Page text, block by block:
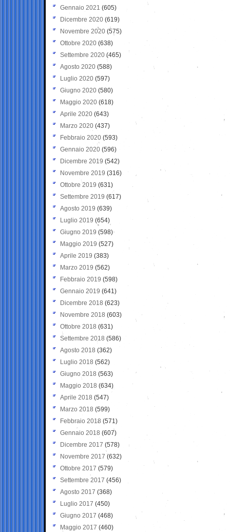
Gennaio 2021 (605)
Dicembre 2020 (619)
Novembre 2020 (575)
Ottobre 2020 (638)
Settembre 2020(465)
Agosto 2020 (588)
Luglio 2020 (597)
Giugno 2020 (580)
Maggio 2020 (618)
Aprile 2020 (643)
Marzo 2020 (437)
Febbraio 2020 (593)
Gennaio 2020 (596)
Dicembre 2019 (542)
Novembre 2019 (316)
Ottobre 2019 (631)
Settembre 2019 (617)
Agosto 2019 (639)
Luglio 2019 (654)
Giugno 2019 (598)
Maggio 2019 (527)
Aprile 2019 (383)
Marzo 2019 (562)
Febbraio 2019 (598)
Gennaio 2019 (641)
Dicembre 2018 (623)
Novembre 2018 (603)
Ottobre 2018 (631)
Settembre 2018 (586)
Agosto 2018 (362)
Luglio 2018 (562)
Giugno 2018 (563)
Maggio 2018 (634)
Aprile 2018 (547)
Marzo 2018 (599)
Febbraio 2018 (571)
Gennaio 2018 (607)
Dicembre 2017 (578)
Novembre 2017 (632)
Ottobre 2017 (579)
Settembre 2017 (456)
Agosto 2017 (368)
Luglio 2017 (450)
Giugno 2017 (468)
Maggio 2017 (460)